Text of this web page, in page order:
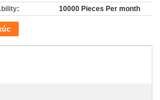
10000 Pieces Per month